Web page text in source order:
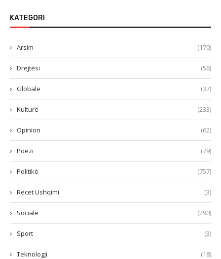
KATEGORI
Arsim (170)
Drejtësi (56)
Globale (37)
Kulturë (233)
Opinion (62)
Poezi (79)
Politikë (757)
Recet Ushqimi (3)
Sociale (290)
Sport (3)
Teknologji (18)